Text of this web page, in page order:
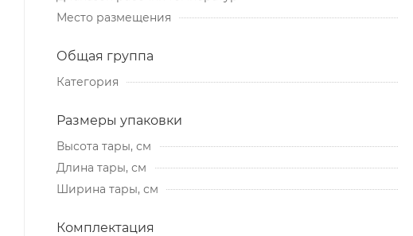
Место размещения
Общая группа
Категория
Размеры упаковки
Высота тары, см
Длина тары, см
Ширина тары, см
Комплектация